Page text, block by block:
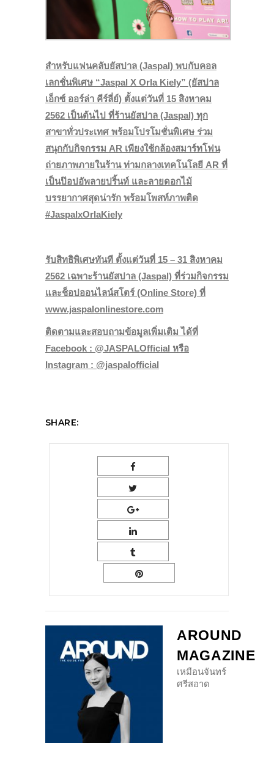
สำหรับแฟนคลับยัสปาล (Jaspal) พบกับคอล
เลกชั่นพิเศษ “Jaspal X Orla Kiely” (ยัสปาล
เอ็กซ์ ออร์ล่า คีร์ลี่ย์) ตั้งแต่วันที่ 15 สิงหาคม
2562 เป็นต้นไป ที่ร้านยัสปาล (Jaspal) ทุก
สาขาทั่วประเทศ พร้อมโปรโมชั่นพิเศษ ร่วม
สนุกกับกิจกรรม AR เพียงใช้กล้องสมาร์ทโฟน
ถ่ายภาพภายในร้าน ท่ามกลางเทคโนโลยี AR ที่
เป็นป๊อปอัพลายปริ้นท์ และลายดอกไม้
บรรยากาศสุดน่ารัก พร้อมโพสท์ภาพติด
#JaspalxOrlaKiely
รับสิทธิพิเศษทันที ตั้งแต่วันที่ 15 – 31 สิงหาคม
2562 เฉพาะร้านยัสปาล (Jaspal) ที่ร่วมกิจกรรม
และช็อปออนไลน์สโตร์ (Online Store) ที่
www.jaspalonlinestore.com
ติดตามและสอบถามข้อมูลเพิ่มเติม ได้ที่
Facebook : @JASPALOfficial หรือ
Instagram : @jaspalofficial
SHARE:
AROUND
MAGAZINE
เหมือนจันทร์
ศรีสอาด